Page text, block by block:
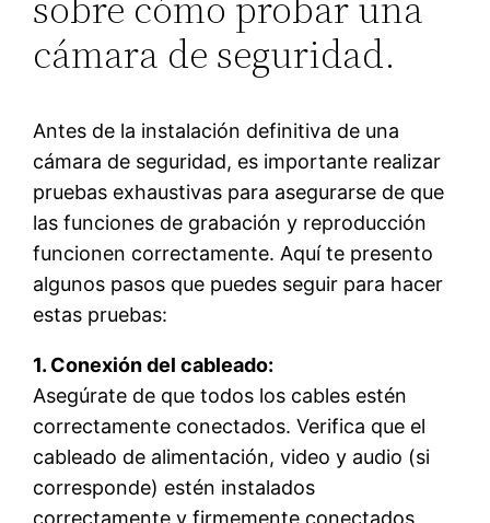
cámara de seguridad.
Antes de la instalación definitiva de una
cámara de seguridad, es importante realizar
pruebas exhaustivas para asegurarse de que
las funciones de grabación y reproducción
funcionen correctamente. Aquí te presento
algunos pasos que puedes seguir para hacer
estas pruebas:
1. Conexión del cableado:
Asegúrate de que todos los cables estén
correctamente conectados. Verifica que el
cableado de alimentación, video y audio (si
corresponde) estén instalados
correctamente y firmemente conectados